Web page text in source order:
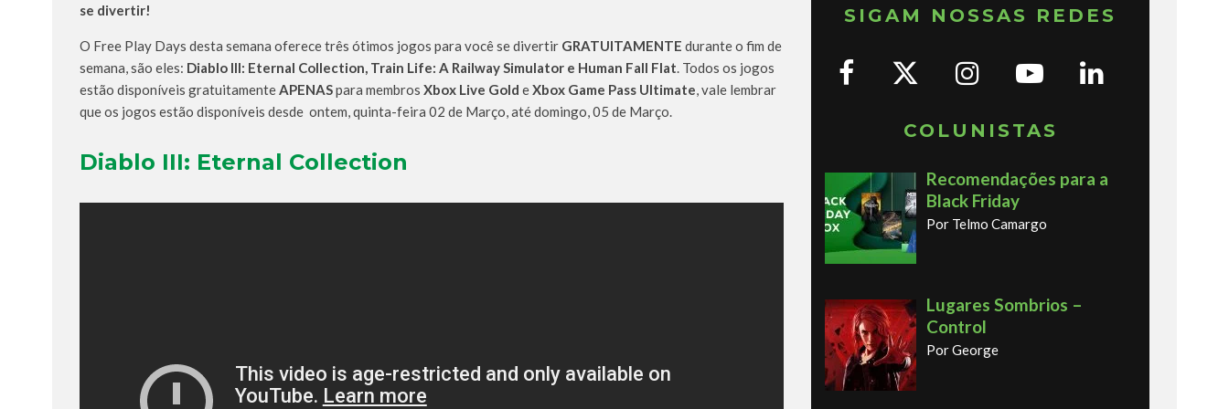
se divertir!
O Free Play Days desta semana oferece três ótimos jogos para você se divertir GRATUITAMENTE durante o fim de
semana, são eles: Diablo III: Eternal Collection, Train Life: A Railway Simulator e Human Fall Flat. Todos os jogos
estão disponíveis gratuitamenteAPENASpara membros Xbox Live Gold eXbox Game Pass Ultimate, vale lembrar
que os jogos estão disponíveis desde ontem, quinta-feira 02 de Março, até domingo, 05 de Março.
Diablo III: Eternal Collection
SIGAM NOSSAS REDES
COLUNISTAS
Recomendações para a
Black Friday
Por Telmo Camargo
Lugares Sombrios –
Control
Por George